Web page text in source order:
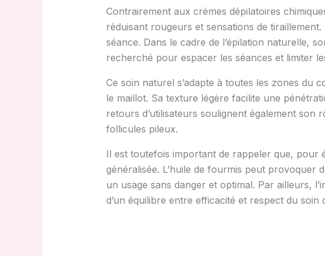
Contrairement aux crèmes dépilatoires
réduisant rougeurs et sensations de
séance. Dans le cadre de l’épilation naturelle,
recherché pour espacer les séances et limiter
Ce soin naturel s’adapte à toutes les zones du
le maillot. Sa texture légère facilite une
retours d’utilisateurs soulignent également
follicules pileux.
Il est toutefois important de rappeler que, pour
généralisée. L’huile de fourmis peut provoquer
un usage sans danger et optimal. Par ailleurs,
d’un équilibre entre efficacité et respect du